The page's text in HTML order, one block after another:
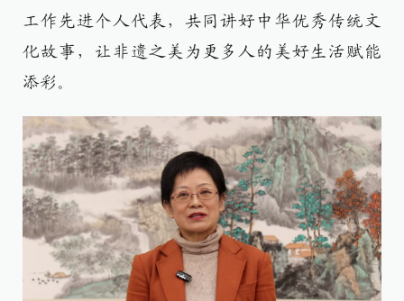
工作先进个人代表，共同讲好中华优秀传统文
化故事，让非遗之美为更多人的美好生活赋能
添彩。